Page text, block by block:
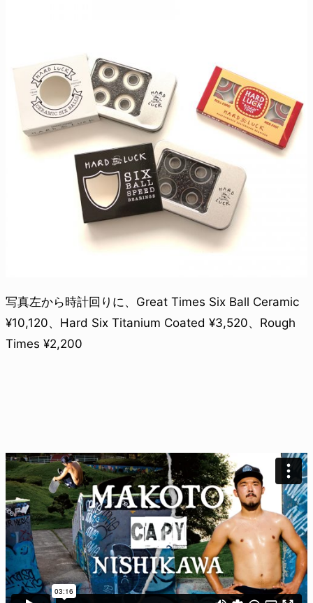
写真左から時計回りに、Great Times Six Ball Ceramic
¥10,120、Hard Six Titanium Coated ¥3,520、Rough
Times ¥2,200